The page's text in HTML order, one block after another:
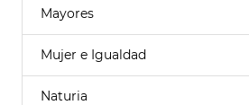
Mayores
Mujer e Igualdad
Naturia